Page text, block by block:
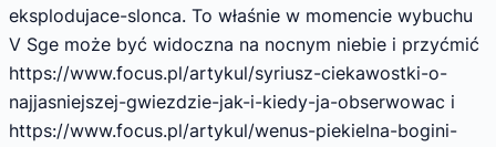
eksplodujace-slonca. To właśnie w momencie wybuchu
V Sge może być widoczna na nocnym niebie i przyćmić
https://www.focus.pl/artykul/syriusz-ciekawostki-o-
najjasniejszej-gwiezdzie-jak-i-kiedy-ja-obserwowac i
https://www.focus.pl/artykul/wenus-piekielna-bogini-